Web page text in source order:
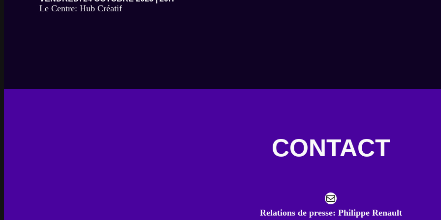
Le Centre: Hub Créatif
CONTACT
Mail
Relations de presse: Philippe Renault